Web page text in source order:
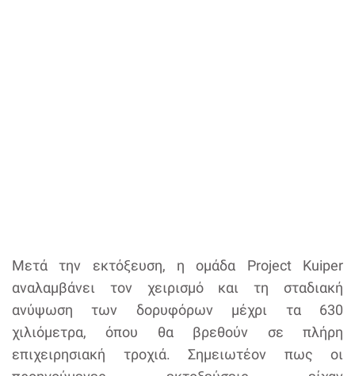
Μετά την εκτόξευση, η ομάδα Project Kuiper
αναλαμβάνει τον χειρισμό και τη σταδιακή
ανύψωση των δορυφόρων μέχρι τα 630
χιλιόμετρα, όπου θα βρεθούν σε πλήρη
επιχειρησιακή τροχιά. Σημειωτέον πως οι